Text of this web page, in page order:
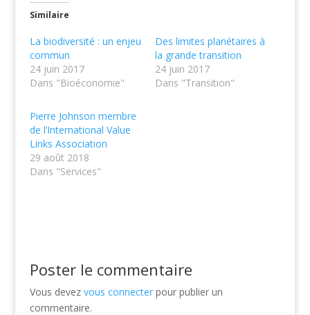
Similaire
La biodiversité : un enjeu
commun
24 juin 2017
Dans "Bioéconomie"
Des limites planétaires à
la grande transition
24 juin 2017
Dans "Transition"
Pierre Johnson membre
de l’International Value
Links Association
29 août 2018
Dans "Services"
Poster le commentaire
Vous devez vous connecterpour publier un
commentaire.